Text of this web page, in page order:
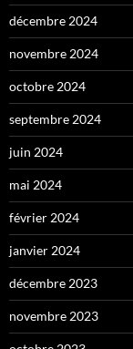
décembre 2024
novembre 2024
octobre 2024
septembre 2024
juin 2024
mai 2024
février 2024
janvier 2024
décembre 2023
novembre 2023